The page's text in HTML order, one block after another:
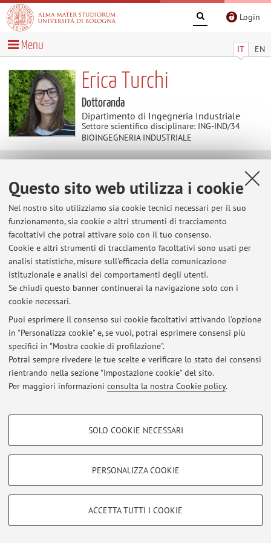
Questo sito web utilizza i cookie
Nel nostro sito utilizziamo sia cookie tecnici necessari per il suo
funzionamento, sia cookie e altri strumenti di tracciamento
facoltativi che potrai attivare solo con il tuo consenso.
Cookie e altri strumenti di tracciamento facoltativi sono usati per
analisi statistiche, misure sull'efficacia della comunicazione
istituzionale e analisi dei comportamenti degli utenti.
Se chiudi questo banner continuerai la navigazione solo con i
cookie necessari.
Puoi esprimere il consenso sui cookie facoltativi attivando l'opzione
in "Personalizza cookie" e, se vuoi, potrai esprimere consensi più
specifici in "Mostra cookie di profilazione".
Potrai sempre rivedere le tue scelte e verificare lo stato dei consensi
rientrando nella sezione "Impostazione cookie" del sito.
Per maggiori informazioni consulta la nostra Cookie policy.
COOKIE DI PROFILAZIONE - FACOLTATIVI
COOKIE TECNICI - NECESSARI
Si tratta di cookie tecnici utilizzati, a titolo esemplificativo, per il corretto
SOLO COOKIE NECESSARI
PERSONALIZZA COOKIE
ACCETTA TUTTI I COOKIE
Login
IT EN
Menu
Erica Turchi
Dottoranda
Dipartimento di Ingegneria Industriale
Settore scientifico disciplinare: ING-IND/34
BIOINGEGNERIA INDUSTRIALE
Avvisi
Al momento non sono presenti avvisi.
Area riservata
Accedi tramite login per gestire tutti i contenuti del sito.
© 2026 - ALMA MATER STUDIORUM - Università di Bologna - Via
Zamboni, 33 - 40126 Bologna - Partita IVA: 01131710376
Privacy| Note legali |Impostazioni Cookie